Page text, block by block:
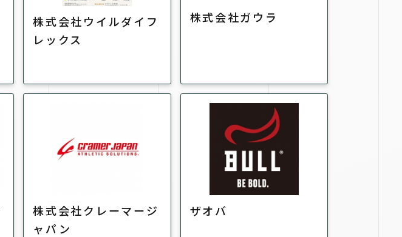
株式会社ウイルダイフ
レックス
株式会社ガウラ
株式会社クレーマージ
ャパン
ザオバ